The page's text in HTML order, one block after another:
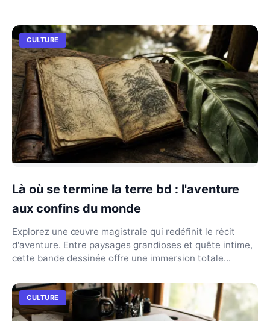
CULTURE
Là où se termine la terre bd : l'aventure
aux confins du monde
Explorez une œuvre magistrale qui redéfinit le récit
d'aventure. Entre paysages grandioses et quête intime,
cette bande dessinée offre une immersion totale...
CULTURE